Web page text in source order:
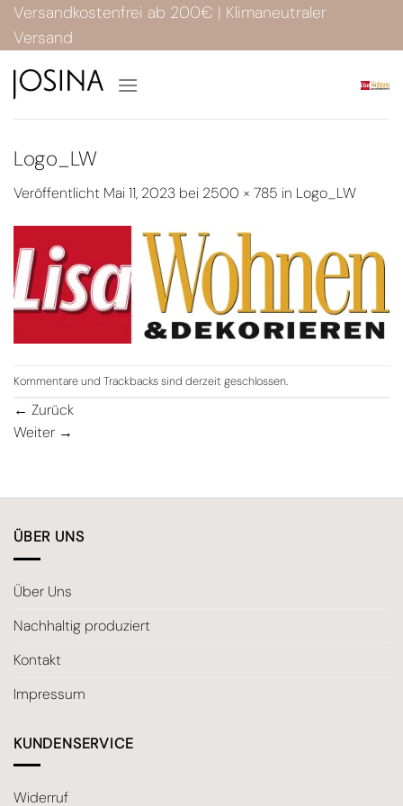
Zum
Inhalt
springen
Versandkostenfrei ab 200€ | Klimaneutraler
Versand
Logo_LW
Veröffentlicht Mai 11, 2023 bei 2500 × 785 in Logo_LW
Kommentare und Trackbacks sind derzeit geschlossen.
← Zurück
Weiter →
ÜBER UNS
Über Uns
Nachhaltig produziert
Kontakt
Impressum
KUNDENSERVICE
Widerruf